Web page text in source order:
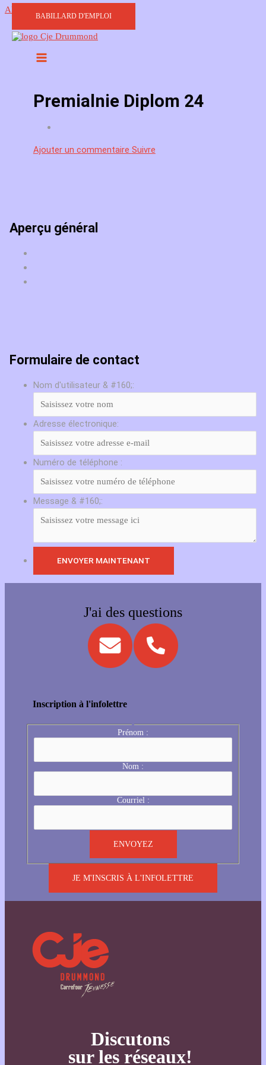
Aller au contenu
BABILLARD D'EMPLOI
Premialnie Diplom 24
Ajouter un commentaire Suivre
Aperçu général
Formulaire de contact
Nom d'utilisateur & #160;:
Adresse électronique:
Numéro de téléphone :
Message & #160;:
J'ai des questions
Inscription à l'infolettre
Prénom :
Nom :
Courriel :
JE M'INSCRIS À L'INFOLETTRE
Discutons
sur les réseaux!